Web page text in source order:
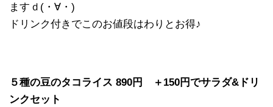
ますｄ(・∀・)
ドリンク付きでこのお値段はわりとお得♪
５種の豆のタコライス 890円 ＋150円でサラダ&ドリ
ンクセット